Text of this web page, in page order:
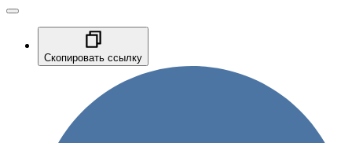
Скопировать ссылку